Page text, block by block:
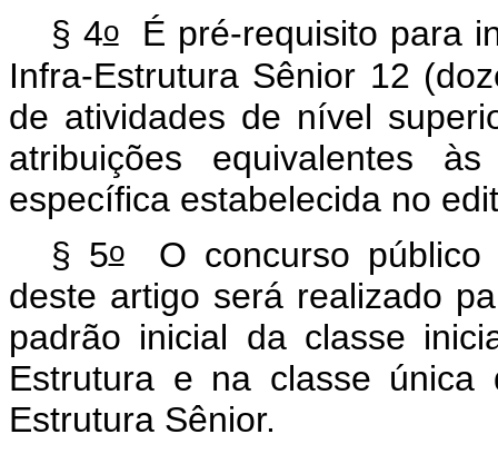
§ 4oÉ pré-requisito para
Infra-Estrutura Sênior 12
de atividades de nível
atribuições equivalentes
específica estabelecida no
§ 5oO concurso público
deste artigo será realizado
padrão inicial da classe
Estrutura e na classe
Estrutura Sênior.